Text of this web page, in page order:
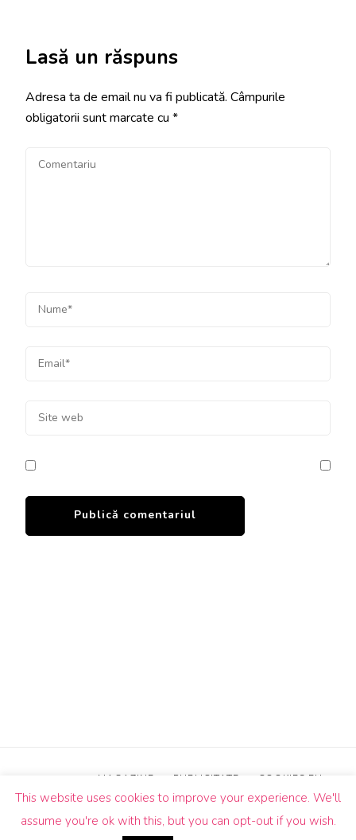
Lasă un răspuns
Adresa ta de email nu va fi publicată. Câmpurile
obligatorii sunt marcate cu *
rezervate.Blossom Pin | Dezvoltată deBlossom
MAGAZINE PUBLICITATE COOKIES EU
This website uses cookies to improve your experience. We'll
assume you're ok with this, but you can opt-out if you wish.